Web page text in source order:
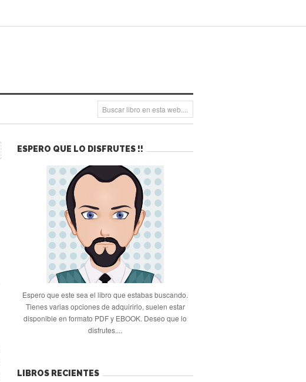
ESPERO QUE LO DISFRUTES !!
Espero que este sea el libro que estabas buscando.
Tienes varias opciones de adquirirlo, suelen estar
disponible en formato PDF y EBOOK. Deseo que lo
disfrutes....
LIBROS RECIENTES